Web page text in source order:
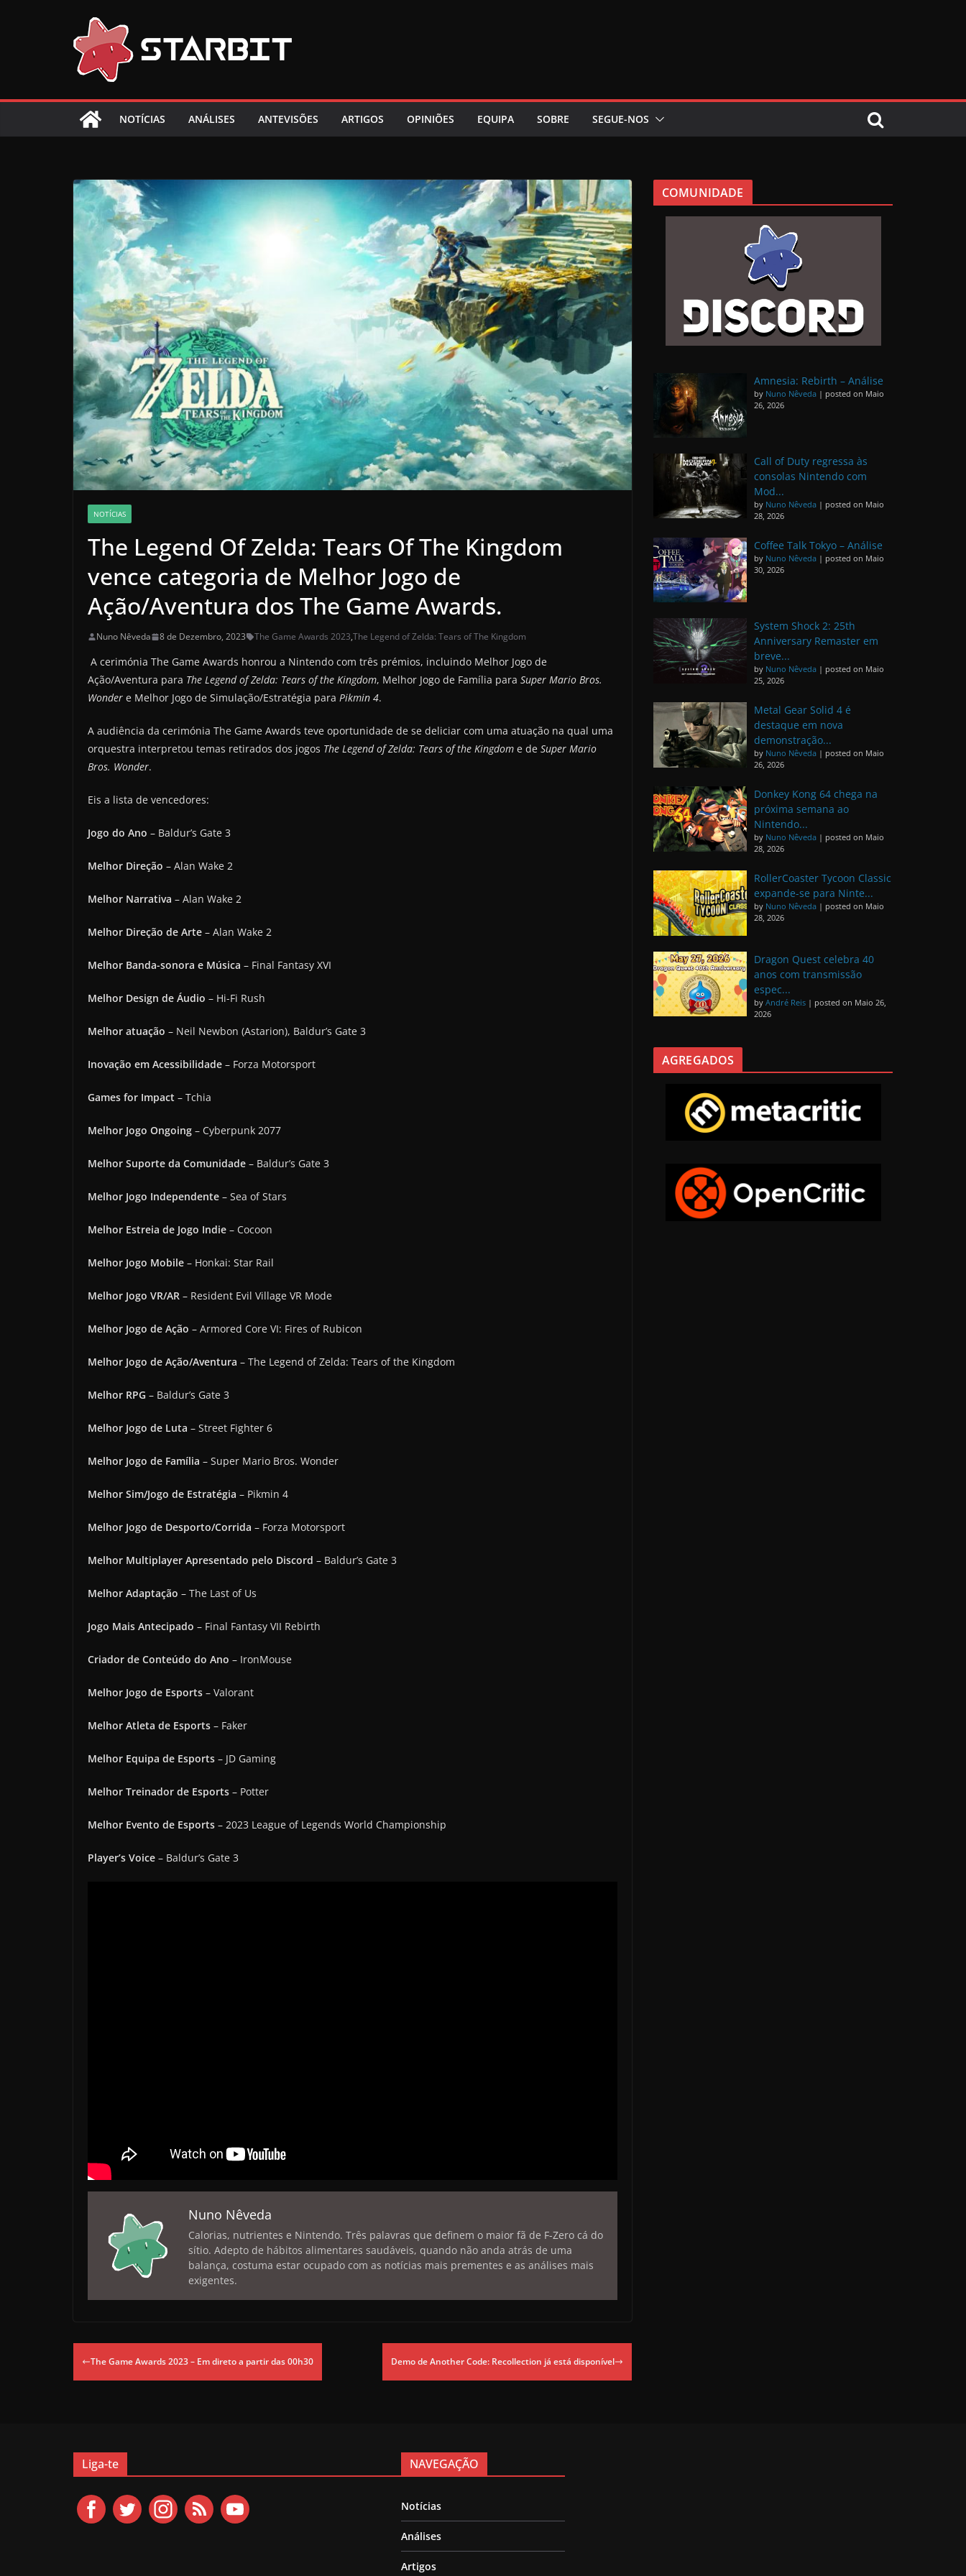
NOTÍCIAS ANÁLISES ANTEVISÕES ARTIGOS OPINIÕES EQUIPA SOBRE SEGUE-NOS
NOTÍCIAS
The Legend Of Zelda: Tears Of The Kingdom
vence categoria de Melhor Jogo de
Ação/Aventura dos The Game Awards.
Nuno Nêveda 8 de Dezembro, 2023 The Game Awards 2023,The Legend of Zelda: Tears of The Kingdom
A cerimónia The Game Awards honrou a Nintendo com três prémios, incluindo Melhor Jogo de
Ação/Aventura para The Legend of Zelda: Tears of the Kingdom, Melhor Jogo de Família para Super Mario Bros.
Wonder e Melhor Jogo de Simulação/Estratégia para Pikmin 4.
A audiência da cerimónia The Game Awards teve oportunidade de se deliciar com uma atuação na qual uma
orquestra interpretou temas retirados dos jogos The Legend of Zelda: Tears of the Kingdom e de Super Mario
Bros. Wonder.
Eis a lista de vencedores:
Jogo do Ano – Baldur’s Gate 3
Melhor Direção – Alan Wake 2
Melhor Narrativa – Alan Wake 2
Melhor Direção de Arte – Alan Wake 2
Melhor Banda-sonora e Música – Final Fantasy XVI
Melhor Design de Áudio – Hi-Fi Rush
Melhor atuação – Neil Newbon (Astarion), Baldur’s Gate 3
Inovação em Acessibilidade – Forza Motorsport
Games for Impact – Tchia
Melhor Jogo Ongoing – Cyberpunk 2077
Melhor Suporte da Comunidade – Baldur’s Gate 3
Melhor Jogo Independente – Sea of Stars
Melhor Estreia de Jogo Indie – Cocoon
Melhor Jogo Mobile – Honkai: Star Rail
Melhor Jogo VR/AR – Resident Evil Village VR Mode
Melhor Jogo de Ação – Armored Core VI: Fires of Rubicon
Melhor Jogo de Ação/Aventura – The Legend of Zelda: Tears of the Kingdom
Melhor RPG – Baldur’s Gate 3
Melhor Jogo de Luta – Street Fighter 6
Melhor Jogo de Família – Super Mario Bros. Wonder
Melhor Sim/Jogo de Estratégia – Pikmin 4
Melhor Jogo de Desporto/Corrida – Forza Motorsport
Melhor Multiplayer Apresentado pelo Discord – Baldur’s Gate 3
Melhor Adaptação – The Last of Us
Jogo Mais Antecipado – Final Fantasy VII Rebirth
Criador de Conteúdo do Ano – IronMouse
Melhor Jogo de Esports – Valorant
Melhor Atleta de Esports – Faker
Melhor Equipa de Esports – JD Gaming
Melhor Treinador de Esports – Potter
Melhor Evento de Esports – 2023 League of Legends World Championship
Player’s Voice – Baldur’s Gate 3
Nuno Nêveda
Calorias, nutrientes e Nintendo. Três palavras que definem o maior fã de F-Zero cá do
sítio. Adepto de hábitos alimentares saudáveis, quando não anda atrás de uma
balança, costuma estar ocupado com as notícias mais prementes e as análises mais
exigentes.
The Game Awards 2023 – Em direto a partir das 00h30 Demo de Another Code: Recollection já está disponível
COMUNIDADE
Amnesia: Rebirth – Análise
by Nuno Nêveda | posted on Maio
26, 2026
Call of Duty regressa às
consolas Nintendo com
Mod...
by Nuno Nêveda | posted on Maio
28, 2026
Coffee Talk Tokyo – Análise
by Nuno Nêveda | posted on Maio
30, 2026
System Shock 2: 25th
Anniversary Remaster em
breve...
by Nuno Nêveda | posted on Maio
25, 2026
Metal Gear Solid 4 é
destaque em nova
demonstração...
by Nuno Nêveda | posted on Maio
26, 2026
Donkey Kong 64 chega na
próxima semana ao
Nintendo...
by Nuno Nêveda | posted on Maio
28, 2026
RollerCoaster Tycoon Classic
expande-se para Ninte...
by Nuno Nêveda | posted on Maio
28, 2026
Dragon Quest celebra 40
anos com transmissão
espec...
by André Reis | posted on Maio 26,
2026
AGREGADOS
Liga-te NAVEGAÇÃO
Notícias
Análises
Artigos